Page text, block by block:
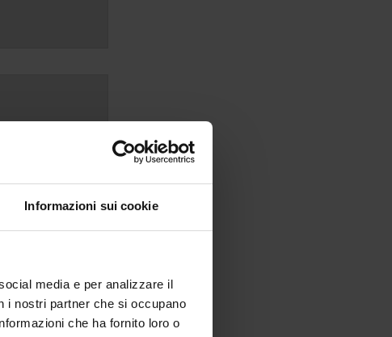
Informazioni sui cookie
media e per analizzare il
i nostri partner che si occupano
che ha fornito loro o